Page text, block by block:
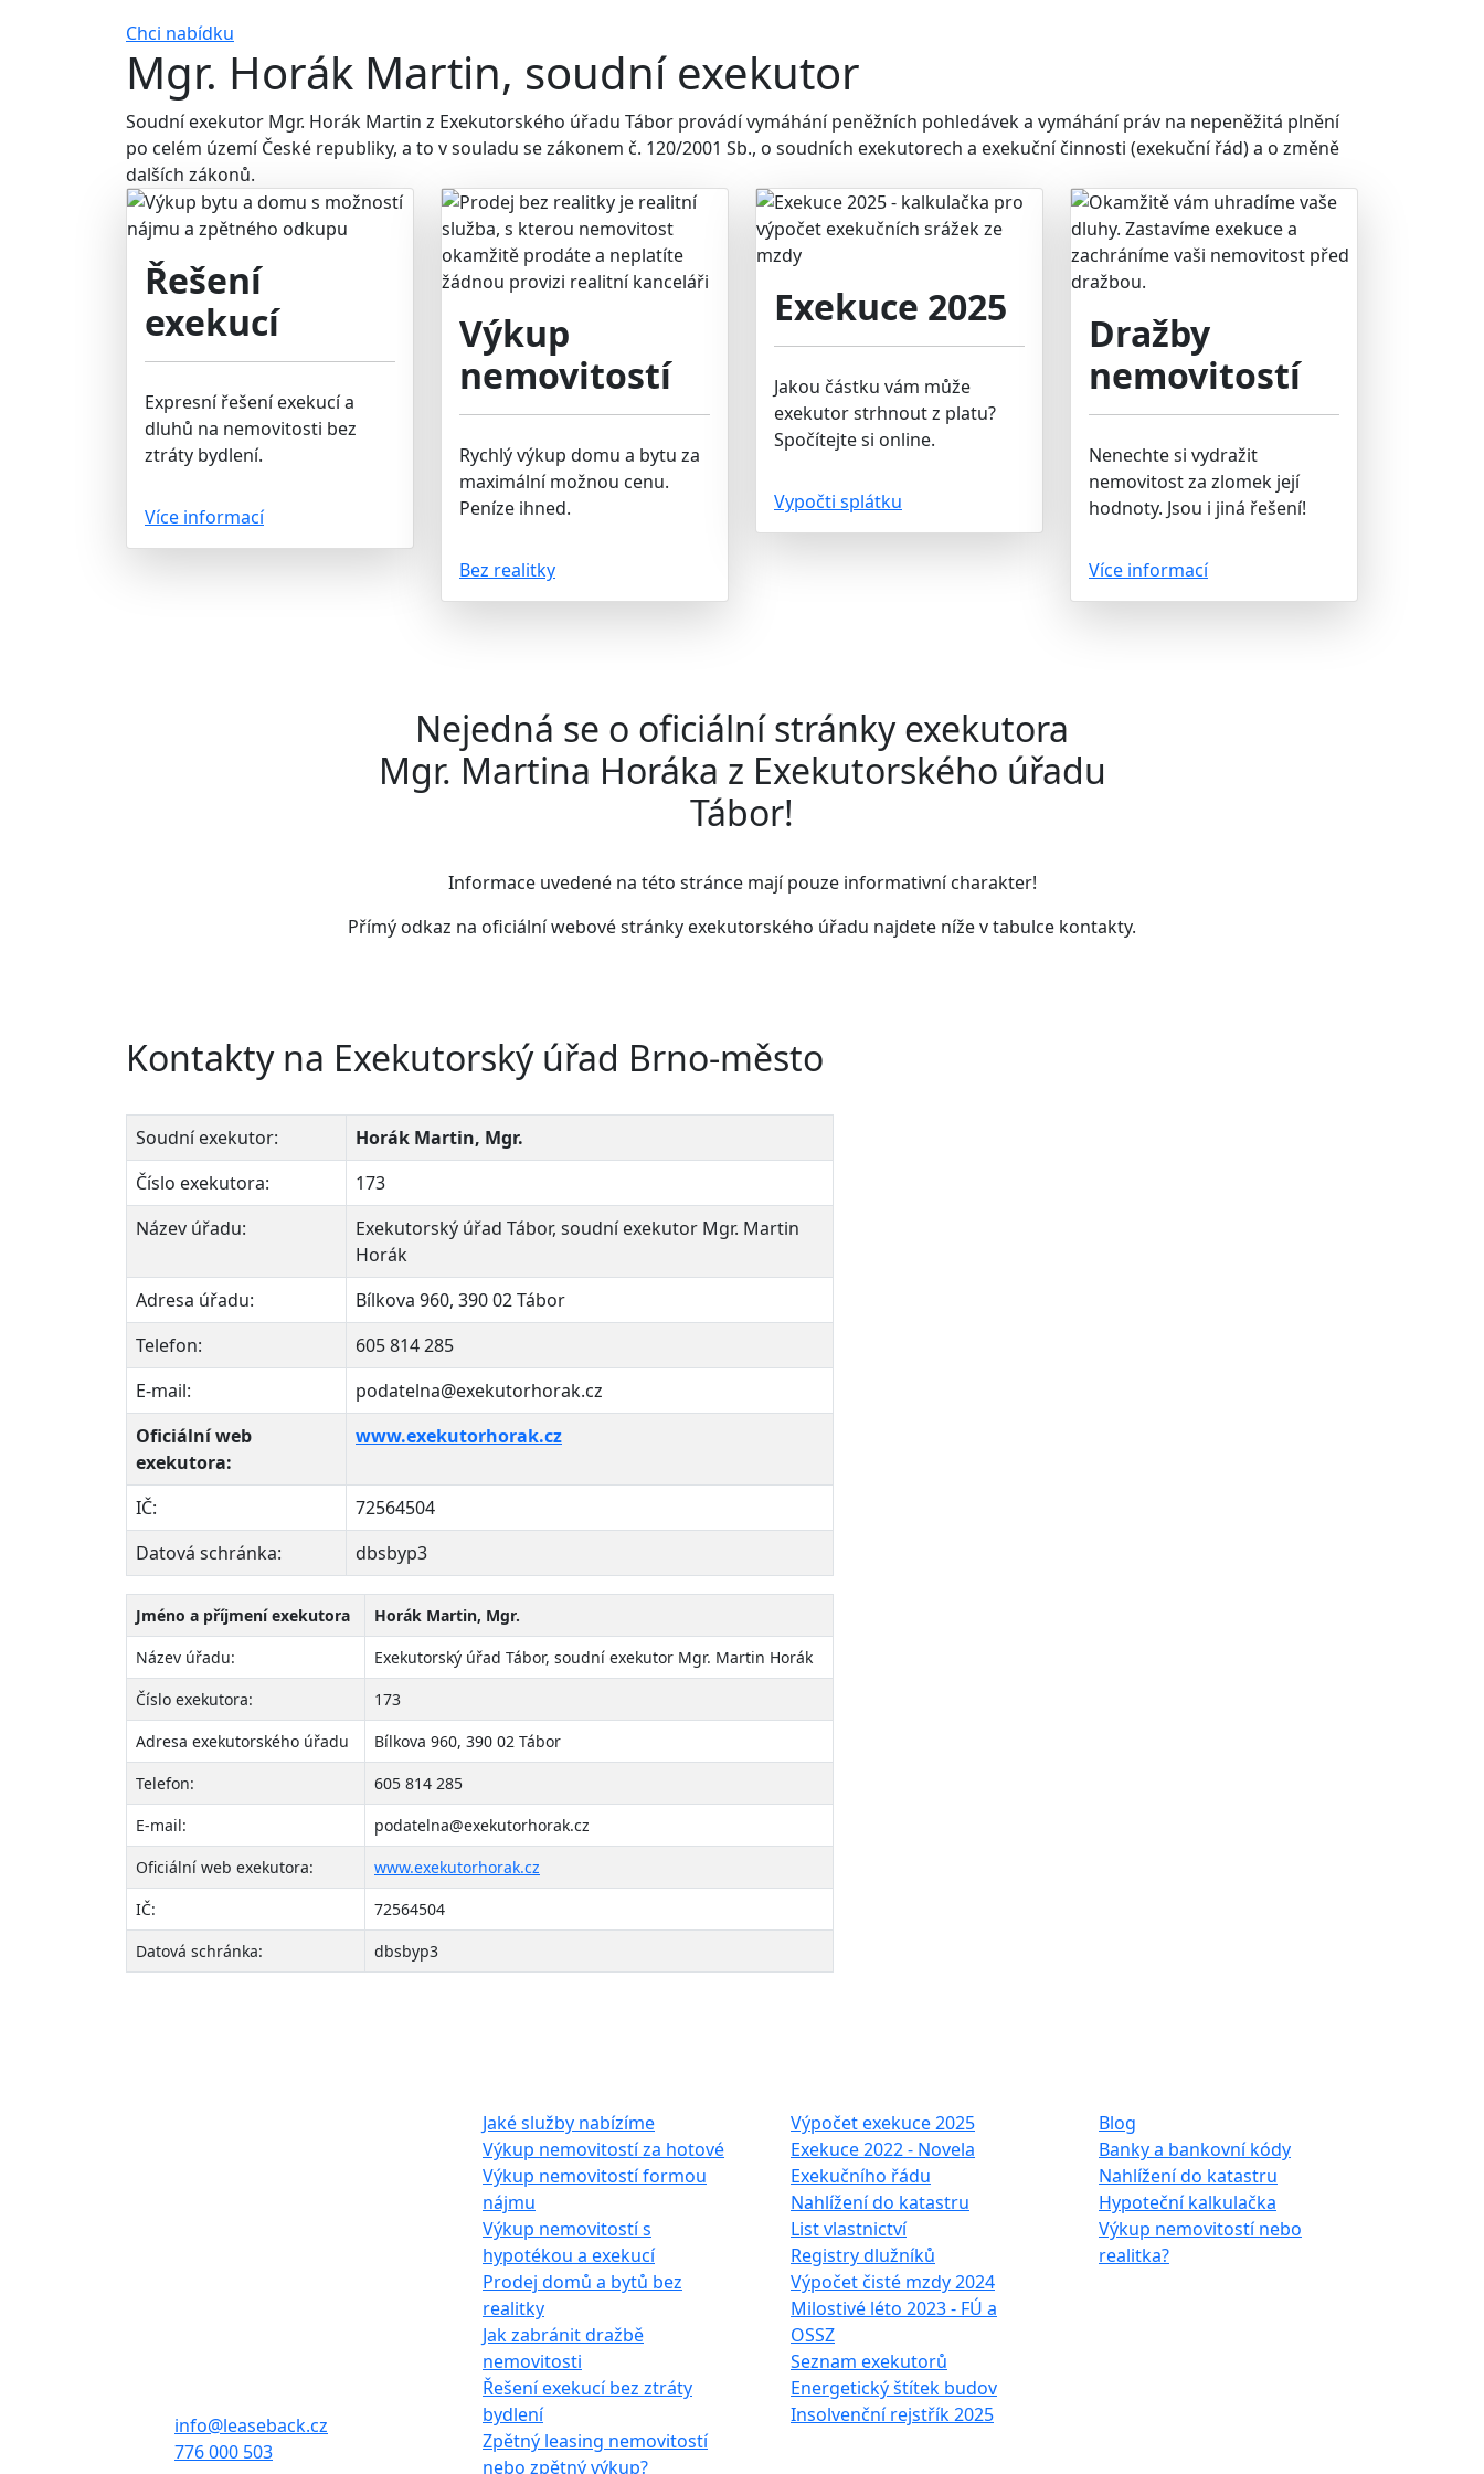
Chci nabídku
Mgr. Horák Martin, soudní exekutor
Soudní exekutor Mgr. Horák Martin z Exekutorského úřadu Tábor provádí vymáhání peněžních pohledávek a vymáhání práv na nepeněžitá plnění
po celém území České republiky, a to v souladu se zákonem č. 120/2001 Sb., o soudních exekutorech a exekuční činnosti (exekuční řád) a o změně
dalších zákonů.
Řešení
exekucí
Expresní řešení exekucí a
dluhů na nemovitosti bez
ztráty bydlení.
Více informací
Výkup
nemovitostí
Rychlý výkup domu a bytu za
maximální možnou cenu.
Peníze ihned.
Bez realitky
Exekuce 2025
Jakou částku vám může
exekutor strhnout z platu?
Spočítejte si online.
Vypočti splátku
Dražby
nemovitostí
Nenechte si vydražit
nemovitost za zlomek její
hodnoty. Jsou i jiná řešení!
Více informací
Nejedná se o oficiální stránky exekutora
Mgr. Martina Horáka z Exekutorského úřadu
Tábor!
Informace uvedené na této stránce mají pouze informativní charakter!
Přímý odkaz na oficiální webové stránky exekutorského úřadu najdete níže v tabulce kontakty.
Kontakty na Exekutorský úřad Brno-město
Soudní exekutor:
Horák Martin, Mgr.
Číslo exekutora:
173
Název úřadu:
Exekutorský úřad Tábor, soudní exekutor Mgr. Martin
Horák
Adresa úřadu:
Bílkova 960, 390 02 Tábor
Telefon:
605 814 285
E-mail:
podatelna@exekutorhorak.cz
Oficiální web
exekutora:
www.exekutorhorak.cz
IČ:
72564504
Datová schránka:
dbsbyp3
Jméno a příjmení exekutora
Horák Martin, Mgr.
Název úřadu:
Exekutorský úřad Tábor, soudní exekutor Mgr. Martin Horák
Číslo exekutora:
173
Adresa exekutorského úřadu
Bílkova 960, 390 02 Tábor
Telefon:
605 814 285
E-mail:
podatelna@exekutorhorak.cz
Oficiální web exekutora:
www.exekutorhorak.cz
IČ:
72564504
Datová schránka:
dbsbyp3
info@leaseback.cz
776 000 503
Jaké služby nabízíme
Výkup nemovitostí za hotové
Výkup nemovitostí formou
nájmu
Výkup nemovitostí s
hypotékou a exekucí
Prodej domů a bytů bez
realitky
Jak zabránit dražbě
nemovitosti
Řešení exekucí bez ztráty
bydlení
Zpětný leasing nemovitostí
nebo zpětný výkup?
Výpočet exekuce 2025
Exekuce 2022 - Novela
Exekučního řádu
Nahlížení do katastru
List vlastnictví
Registry dlužníků
Výpočet čisté mzdy 2024
Milostivé léto 2023 - FÚ a
OSSZ
Seznam exekutorů
Energetický štítek budov
Insolvenční rejstřík 2025
Blog
Banky a bankovní kódy
Nahlížení do katastru
Hypoteční kalkulačka
Výkup nemovitostí nebo
realitka?